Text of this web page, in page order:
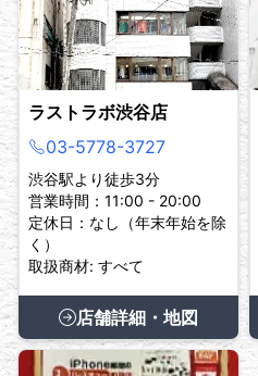
ラストラボ渋谷店
03-5778-3727
渋谷駅より徒歩3分
営業時間：11:00 - 20:00
定休日：なし（年末年始を除
く）
取扱商材: すべて
店舗詳細・地図